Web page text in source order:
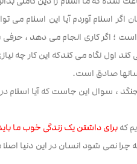
اسلام آوردم آیا این اسلام می
است ؛ اگر کاری انجام می دهد ،
نگاه می کندکه این کار چه نیازی
صادق است.
، سوال این جاست که آیا اسلام
که
چرا نمی شود انسان در این دنیا